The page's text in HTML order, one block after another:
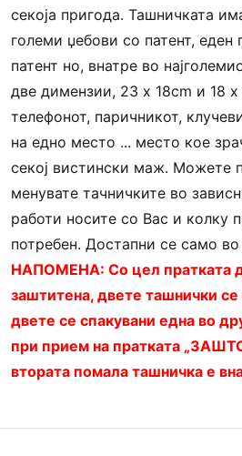
секоја пригода. Ташничката
големи џебови со патент,
патент но, внатре во
две димензии, 23 х 18cm и 18 х
телефонот, паричникот,
на едно место ... место кое
секој вистински маж. Можете
менувате тачничките во
работи носите со Вас и колку
потребен. Достапни се само во
НАПОМЕНА: Со цел пратката
заштитена, двете ташнички
двете се спакувани една во
при прием на пратката
втората помала ташничка е